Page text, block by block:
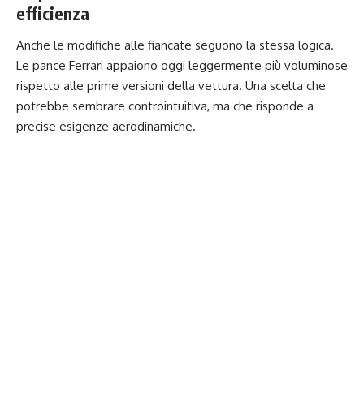
efficienza
Anche le modifiche alle fiancate seguono la stessa logica.
Le pance Ferrari appaiono oggi leggermente più voluminose
rispetto alle prime versioni della vettura. Una scelta che
potrebbe sembrare controintuitiva, ma che risponde a
precise esigenze aerodinamiche.